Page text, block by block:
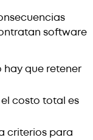
software
hay que retener
costo total es
criterios para